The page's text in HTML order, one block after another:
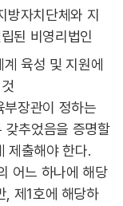
방자치단체와 지
된 비영리법인
육성 및 지원에
장관이 정하는
갖추었음을 증명할
제출해야 한다.
어느 하나에 해당
, 제1호에 해당하